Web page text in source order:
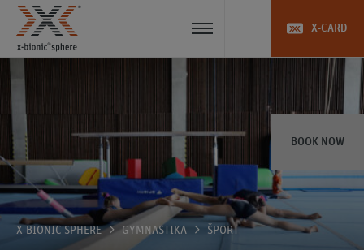
BOOK NOW
X-CARD
X-BIONIC SPHERE GYMNASTIKA ŠPORT